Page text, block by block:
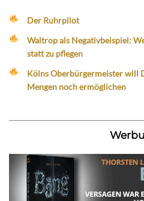
Der Ruhrpilot
Waltrop als Negativbeispiel:
statt zu pflegen
Kölns Oberbürgermeister will
Mengen noch ermöglichen